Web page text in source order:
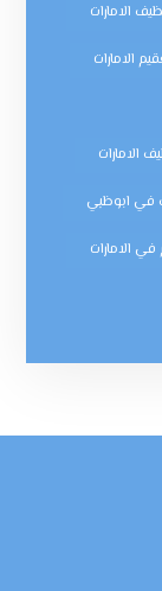
الامارات
الامارات
الامارات
في ابوظبي
الامارات